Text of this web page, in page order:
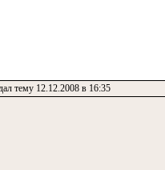
тему 12.12.2008 в 16:35